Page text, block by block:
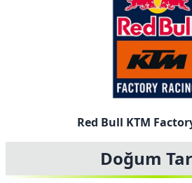
Red Bull KTM
Doğum